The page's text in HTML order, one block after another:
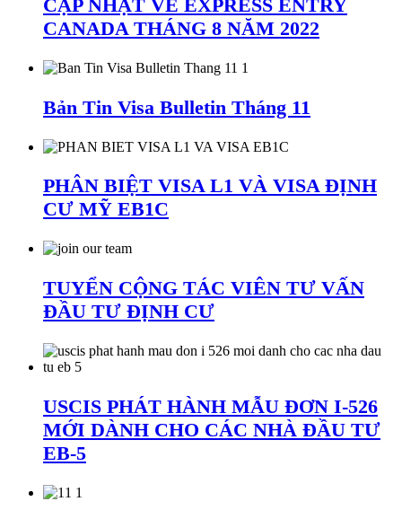
CẬP NHẬT VỀ EXPRESS ENTRY
CANADA THÁNG 8 NĂM 2022
Bản Tin Visa Bulletin Tháng 11
PHÂN BIỆT VISA L1 VÀ VISA ĐỊNH
CƯ MỸ EB1C
TUYỂN CỘNG TÁC VIÊN TƯ VẤN
ĐẦU TƯ ĐỊNH CƯ
USCIS PHÁT HÀNH MẪU ĐƠN I-526
MỚI DÀNH CHO CÁC NHÀ ĐẦU TƯ
EB-5